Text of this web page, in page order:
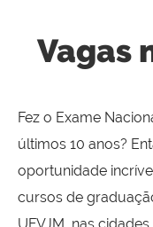
Vagas
Fez o Exame
últimos 10 anos?
oportunidade
cursos de